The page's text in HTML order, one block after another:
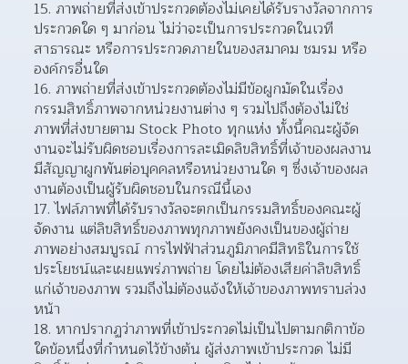
ภาพถ่ายที่ส่งเข้าประกวดต้องไม่เคยได้รับรางวัลจากการ
ประกวดใด ๆ มาก่อน ไม่ว่าจะเป็นการประกวดในเวที
สาธารณะ หรือการประกวดภายในของสมาคม ชมรม หรือ
องค์กรอื่นใด
ภาพถ่ายที่ส่งเข้าประกวดต้องไม่มีข้อผูกมัดในเรื่อง
กรรมสิทธิ์ภาพจากหน่วยงานต่าง ๆ รวมไปถึงต้องไม่ใช่
ภาพที่ส่งขายตาม Stock Photo ทุกแห่ง ทั้งนี้คณะผู้จัด
งานจะไม่รับผิดชอบเรื่องการละเมิดลิขสิทธิ์ที่เจ้าของผลงาน
มีสัญญาผูกพันต่อบุคคลหรือหน่วยงานใด ๆ ซึ่งเจ้าของผล
งานต้องเป็นผู้รับผิดชอบในกรณีนี้เอง
ไฟล์ภาพที่ได้รับรางวัลจะตกเป็นกรรมสิทธิ์ของคณะผู้
จัดงาน แต่ลิขสิทธิ์ของภาพทุกภาพยังคงเป็นของผู้ถ่าย
ภาพอย่างสมบูรณ์ การไฟฟ้าส่วนภูมิภาคมีสิทธิในการใช้
ประโยชน์และเผยแพร่ภาพถ่าย โดยไม่ต้องเสียค่าลิขสิทธิ์
แก่เจ้าของภาพ รวมถึงไม่ต้องแจ้งให้เจ้าของภาพทราบล่วง
หน้า
หากปรากฏว่าภาพที่เข้าประกวดไม่เป็นไปตามกติกาข้อ
ใดข้อหนึ่งที่กำหนดไว้ข้างต้น ผู้ส่งภาพเข้าประกวด ไม่มี